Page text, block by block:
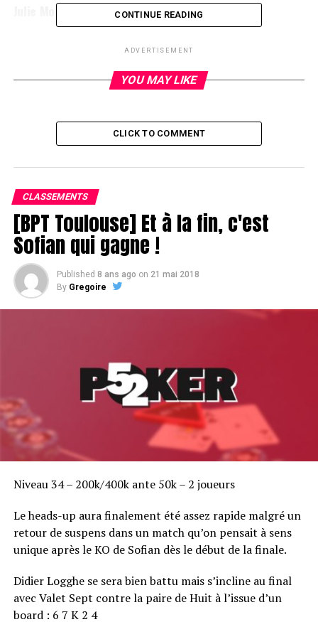
Julie Monsacrebleu CONTINUE READING
ADVERTISEMENT
YOU MAY LIKE
CLICK TO COMMENT
CLASSEMENTS
[BPT Toulouse] Et à la fin, c'est
Sofian qui gagne !
Published 8 ans ago on 21 mai 2018
By Gregoire
Niveau 34 – 200k/400k ante 50k – 2 joueurs
Le heads-up aura finalement été assez rapide malgré un
retour de suspens dans un match qu’on pensait à sens
unique après le KO de Sofian dès le début de la finale.
Didier Logghe se sera bien battu mais s’incline au final
avec Valet Sept contre la paire de Huit à l’issue d’un
board : 6 7 K 2 4